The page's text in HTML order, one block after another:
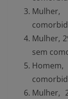
Mulher,
sem
Mulher,